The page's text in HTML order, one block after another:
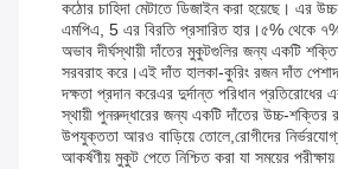
কঠোর চাহিদা মেটাতে ডিজাইন করা হয়েছে। এর
এমপিএ, 5 এর বিরতি প্রসারিত হার।৫% থেকে
অভাব দীর্ঘস্থায়ী দাঁতের মুকুটগুলির জন্য একটি
সরবরাহ করে।এই দাঁত হালকা-কুরিং রজন দাঁত
দক্ষতা প্রদান করেএর দুর্দান্ত পরিধান প্রতিরোধের
স্থায়ী পুনরুদ্ধারের জন্য একটি দাঁতের উচ্চ-শক্তির
উপযুক্ততা আরও বাড়িয়ে তোলে,রোগীদের নির্ভরযোগ্য
আকর্ষণীয় মুকুট পেতে নিশ্চিত করা যা সময়ের পরীক্ষায়